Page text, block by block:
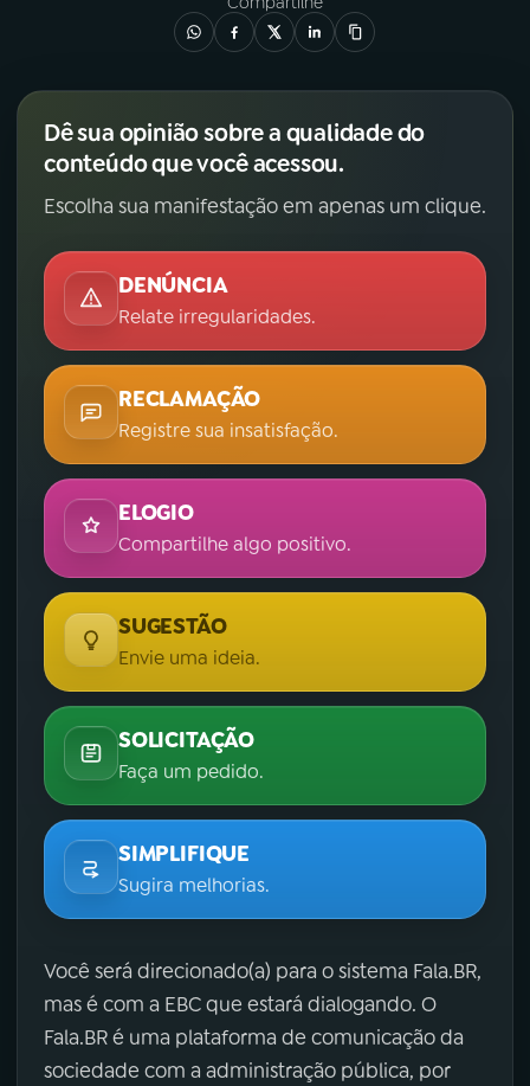
Dê sua opinião sobre a qualidade do
conteúdo que você acessou.
Escolha sua manifestação em apenas um clique.
DENÚNCIA
Relate irregularidades.
RECLAMAÇÃO
Registre sua insatisfação.
ELOGIO
Compartilhe algo positivo.
SUGESTÃO
Envie uma ideia.
SOLICITAÇÃO
Faça um pedido.
SIMPLIFIQUE
Sugira melhorias.
Você será direcionado(a) para o sistema Fala.BR,
mas é com a EBC que estará dialogando. O
Fala.BR é uma plataforma de comunicação da
sociedade com a administração pública, por